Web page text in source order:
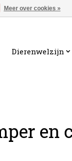
Dierenwelzijn
en
Meer over cookies »